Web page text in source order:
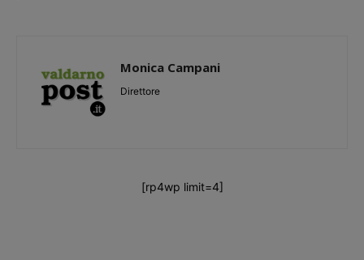
Monica Campani
Direttore
[rp4wp limit=4]